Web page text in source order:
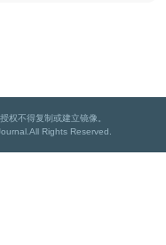
权不得复制或建立镜像。
Rights Reserved.